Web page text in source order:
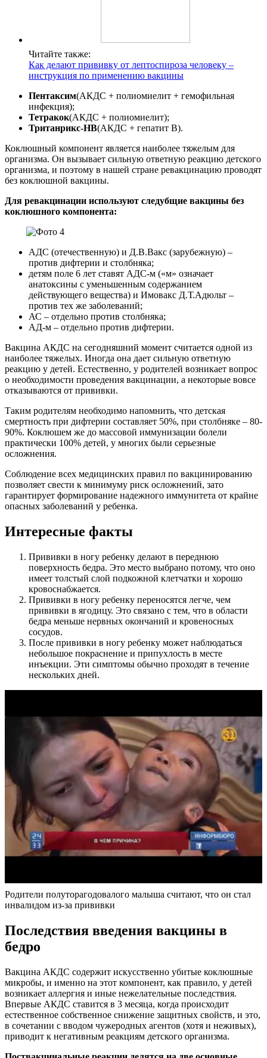
Читайте также:
Как делают прививку от лептоспироза человеку –
инструкция по применению вакцины
Пентаксим(АКДС + полиомиелит + гемофильная
инфекция);
Тетракок(АКДС + полиомиелит);
Тританрикс-НВ(АКДС + гепатит В).
Коклюшный компонент является наиболее тяжелым для
организма. Он вызывает сильную ответную реакцию детского
организма, и поэтому в нашей стране ревакцинацию проводят
без коклюшной вакцины.
Для ревакцинации используют следубщие вакцины без
коклюшного компонента:
АДС (отечественную) и Д.В.Вакс (зарубежную) –
против дифтерии и столбняка;
детям поле 6 лет ставят АДС-м («м» означает
анатоксины с уменьшенным содержанием
действующего вещества) и Имовакс Д.Т.Адюльт –
против тех же заболеваний;
АС – отдельно против столбняка;
АД-м – отдельно против дифтерии.
Вакцина АКДС на сегодняшний момент считается одной из
наиболее тяжелых. Иногда она дает сильную ответную
реакцию у детей. Естественно, у родителей возникает вопрос
о необходимости проведения вакцинации, а некоторые вовсе
отказываются от прививки.
Таким родителям необходимо напомнить, что детская
смертность при дифтерии составляет 50%, при столбняке – 80-
90%. Коклюшем же до массовой иммунизации болели
практически 100% детей, у многих были серьезные
осложнения.
Соблюдение всех медицинских правил по вакцинированию
позволяет свести к минимуму риск осложнений, зато
гарантирует формирование надежного иммунитета от крайне
опасных заболеваний у ребенка.
Интересные факты
Прививки в ногу ребенку делают в переднюю
поверхность бедра. Это место выбрано потому, что оно
имеет толстый слой подкожной клетчатки и хорошо
кровоснабжается.
Прививки в ногу ребенку переносятся легче, чем
прививки в ягодицу. Это связано с тем, что в области
бедра меньше нервных окончаний и кровеносных
сосудов.
После прививки в ногу ребенку может наблюдаться
небольшое покраснение и припухлость в месте
инъекции. Эти симптомы обычно проходят в течение
нескольких дней.
Родители полуторагодовалого малыша считают, что он стал
инвалидом из-за прививки
Последствия введения вакцины в
бедро
Вакцина АКДС содержит искусственно убитые коклюшные
микробы, и именно на этот компонент, как правило, у детей
возникает аллергия и иные нежелательные последствия.
Впервые АКДС ставится в 3 месяца, когда происходит
естественное собственное снижение защитных свойств, и это,
в сочетании с вводом чужеродных агентов (хотя и неживых),
приводит к негативным реакциям детского организма.